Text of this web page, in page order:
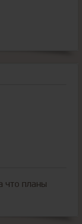
что планы